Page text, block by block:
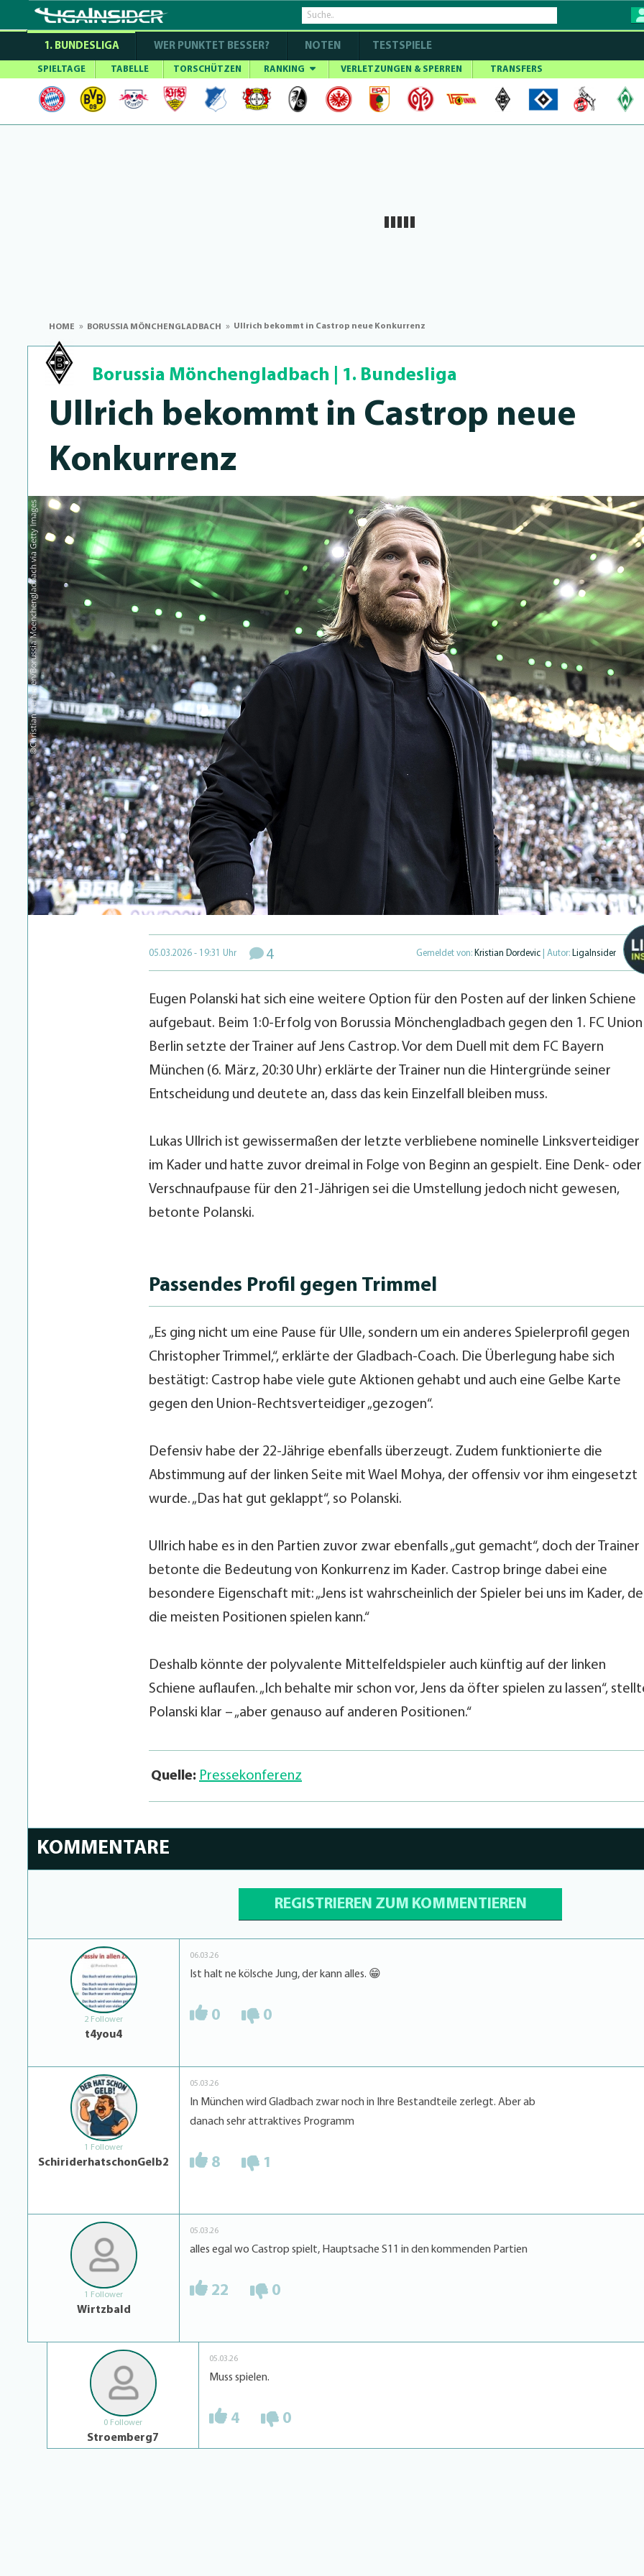
1. BUNDESLIGA WER PUNKTET BESSER? NOTEN TESTSPIELE
SPIELTAGE TABELLE TORSCHÜTZEN RANKING VERLETZUNGEN & SPERREN TRANSFERS
HOME BORUSSIA MÖNCHENGLADBACH Ullrich bekommt in Castrop neue Konkurrenz
Borussia Mönchengladbach 1. Bundesliga
Ullrich bekommt in Castrop neue
Konkurrenz
05.03.2026 - 19:31 Uhr 4 Gemeldet von: Kristian Dordevic | Autor: LigaInsider
Eugen Polanski hat sich eine weitere Option für den Posten auf der linken Schiene
aufgebaut. Beim 1:0-Erfolg von Borussia Mönchengladbach gegen den 1. FC Union
Berlin setzte der Trainer auf Jens Castrop. Vor dem Duell mit dem FC Bayern
München (6. März, 20:30 Uhr) erklärte der Trainer nun die Hintergründe seiner
Entscheidung und deutete an, dass das kein Einzelfall bleiben muss.
Lukas Ullrich ist gewissermaßen der letzte verbliebene nominelle Linksverteidiger
im Kader und hatte zuvor dreimal in Folge von Beginn an gespielt. Eine Denk- oder
Verschnaufpause für den 21-Jährigen sei die Umstellung jedoch nicht gewesen,
betonte Polanski.
Passendes Profil gegen Trimmel
„Es ging nicht um eine Pause für Ulle, sondern um ein anderes Spielerprofil gegen
Christopher Trimmel,“, erklärte der Gladbach-Coach. Die Überlegung habe sich
bestätigt: Castrop habe viele gute Aktionen gehabt und auch eine Gelbe Karte
gegen den Union-Rechtsverteidiger „gezogen“.
Defensiv habe der 22-Jährige ebenfalls überzeugt. Zudem funktionierte die
Abstimmung auf der linken Seite mit Wael Mohya, der offensiv vor ihm eingesetzt
wurde. „Das hat gut geklappt“, so Polanski.
Ullrich habe es in den Partien zuvor zwar ebenfalls „gut gemacht“, doch der Trainer
betonte die Bedeutung von Konkurrenz im Kader. Castrop bringe dabei eine
besondere Eigenschaft mit: „Jens ist wahrscheinlich der Spieler bei uns im Kader,
die meisten Positionen spielen kann.“
Deshalb könnte der polyvalente Mittelfeldspieler auch künftig auf der linken
Schiene auflaufen. „Ich behalte mir schon vor, Jens da öfter spielen zu lassen“,
Polanski klar – „aber genauso auf anderen Positionen.“
Quelle: Pressekonferenz
KOMMENTARE
REGISTRIEREN ZUM KOMMENTIEREN
2 Follower
t4you4
06.03.26
Ist halt ne kölsche Jung, der kann alles. 😁
0 0
1 Follower
SchiriderhatschonGelb2
05.03.26
In München wird Gladbach zwar noch in Ihre Bestandteile zerlegt. Aber ab
danach sehr attraktives Programm
8 1
1 Follower
Wirtzbald
05.03.26
alles egal wo Castrop spielt, Hauptsache S11 in den kommenden Partien
22 0
0 Follower
Stroemberg7
05.03.26
Muss spielen.
4 0